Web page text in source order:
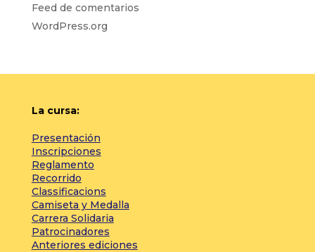
Feed de comentarios
WordPress.org
La cursa:
Presentación
Inscripciones
Reglamento
Recorrido
Classificacions
Camiseta y Medalla
Carrera Solidaria
Patrocinadores
Anteriores ediciones